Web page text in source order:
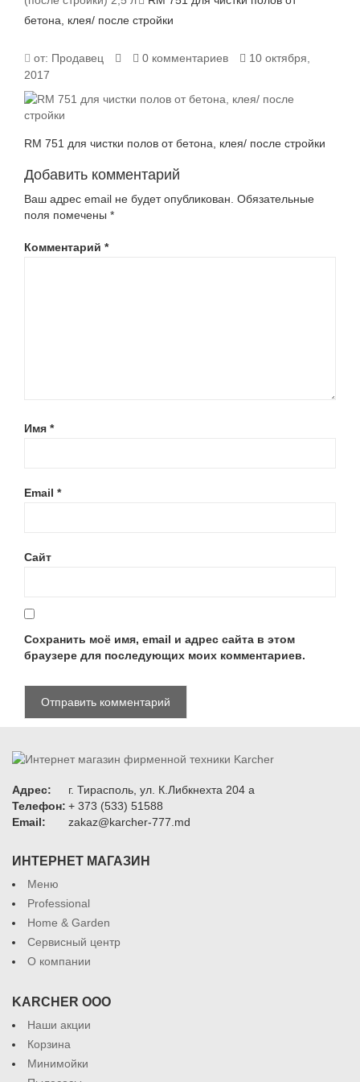
бетона, клея/ после стройки
RM
751
ДЛЯ
ЧИСТКИ
ПОЛОВ
ОТ
БЕТОНА,
от: Продавец 0 комментариев
10 октября,
2017
RM 751 для чистки полов от бетона, клея/ после стройки
Добавить комментарий
Ваш адрес email не будет опубликован. Обязательные
поля помечены *
Комментарий *
Имя *
Email *
Сайт
Сохранить моё имя, email и адрес сайта в этом
браузере для последующих моих комментариев.
Адрес:
г. Тирасполь, ул. К.Либкнехта 204 а
Телефон: + 373 (533) 51588
Email:
zakaz@karcher-777.md
ИНТЕРНЕТ МАГАЗИН
Меню
Professional
Home & Garden
Сервисный центр
О компании
KARCHER ООО
Наши акции
Корзина
Минимойки